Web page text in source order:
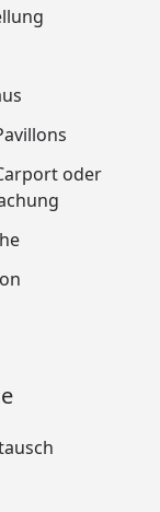
oder